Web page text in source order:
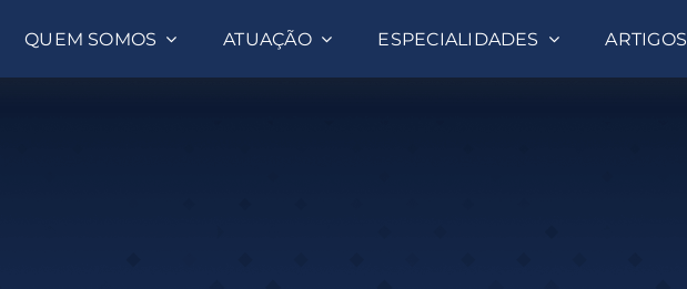
QUEM SOMOS ATUAÇÃO ESPECIALIDADES ARTIGOS